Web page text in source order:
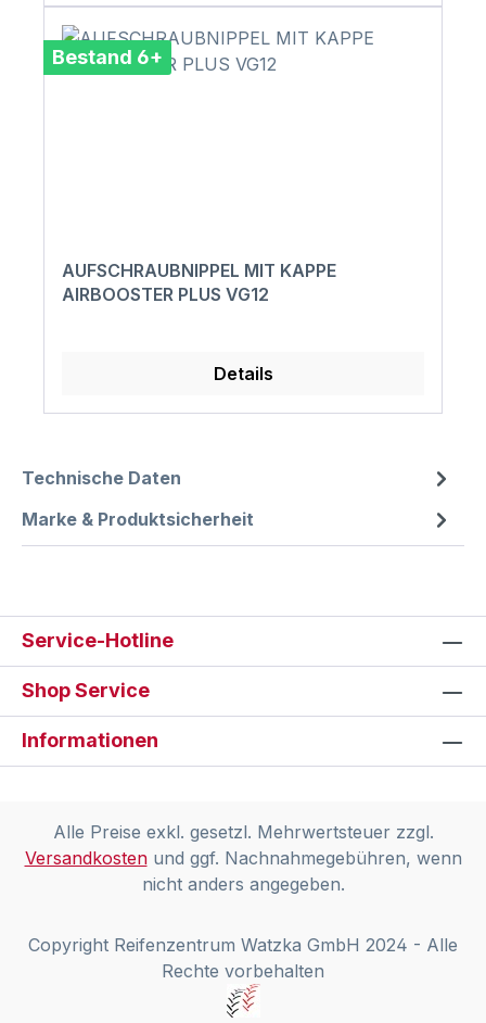
Bestand 6+
AUFSCHRAUBNIPPEL MIT KAPPE
AIRBOOSTER PLUS VG12
Details
Technische Daten
Marke & Produktsicherheit
Service-Hotline
Shop Service
Informationen
Alle Preise exkl. gesetzl. Mehrwertsteuer zzgl.
Versandkostenund ggf. Nachnahmegebühren, wenn
nicht anders angegeben.
Copyright Reifenzentrum Watzka GmbH 2024 - Alle
Rechte vorbehalten